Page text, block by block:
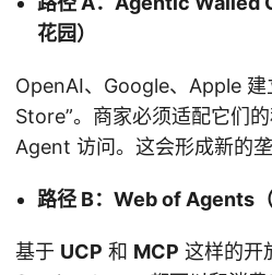
花园）
OpenAI、Google、Apple 建
Store”。商家必须适配它们
Agent 访问。这会形成新的垄
路径 B：Web of Agents（
基于 UCP 和 MCP 这样的开